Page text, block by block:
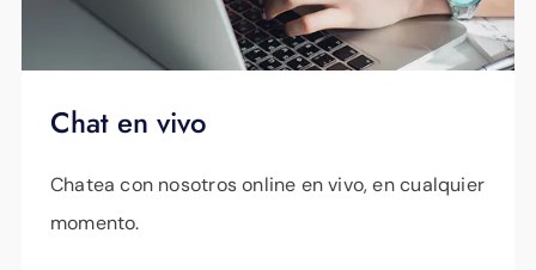
Chat en vivo
Chatea con nosotros online en vivo, en cualquier
momento.